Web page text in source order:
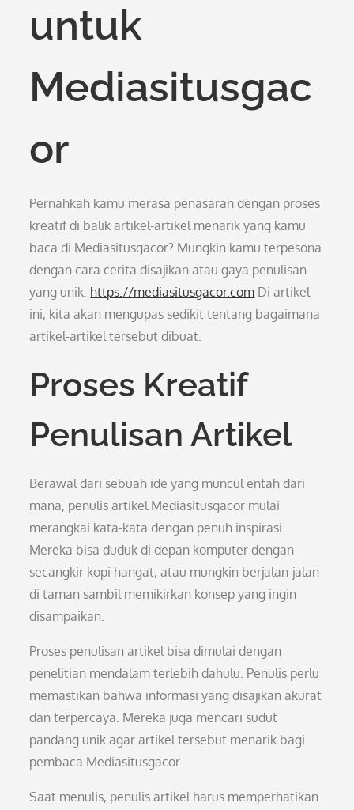
untuk
Mediasitusgac
or
Pernahkah kamu merasa penasaran dengan proses
kreatif di balik artikel-artikel menarik yang kamu
baca di Mediasitusgacor? Mungkin kamu terpesona
dengan cara cerita disajikan atau gaya penulisan
yang unik. https://mediasitusgacor.com Di artikel
ini, kita akan mengupas sedikit tentang bagaimana
artikel-artikel tersebut dibuat.
Proses Kreatif
Penulisan Artikel
Berawal dari sebuah ide yang muncul entah dari
mana, penulis artikel Mediasitusgacor mulai
merangkai kata-kata dengan penuh inspirasi.
Mereka bisa duduk di depan komputer dengan
secangkir kopi hangat, atau mungkin berjalan-jalan
di taman sambil memikirkan konsep yang ingin
disampaikan.
Proses penulisan artikel bisa dimulai dengan
penelitian mendalam terlebih dahulu. Penulis perlu
memastikan bahwa informasi yang disajikan akurat
dan terpercaya. Mereka juga mencari sudut
pandang unik agar artikel tersebut menarik bagi
pembaca Mediasitusgacor.
Saat menulis, penulis artikel harus memperhatikan